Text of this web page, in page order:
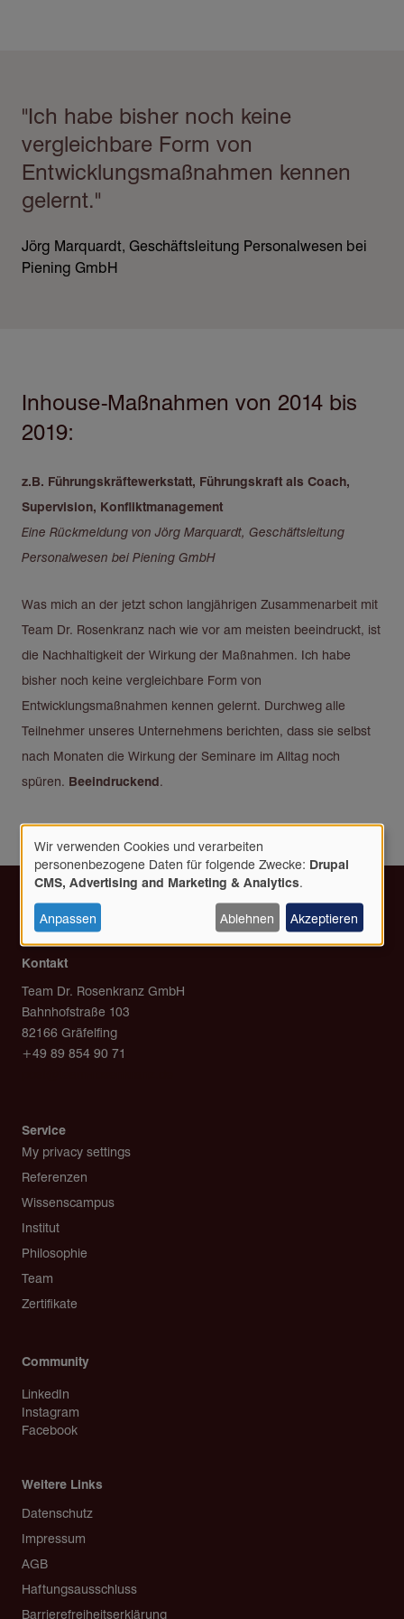
Inhalt"Ich habe bisher noch keine
vergleichbare Form von
Entwicklungsmaßnahmen kennen
gelernt."
Jörg Marquardt, Geschäftsleitung Personalwesen bei
Piening GmbH
Inhouse-Maßnahmen von 2014 bis
2019:
z.B. Führungskräftewerkstatt, Führungskraft als Coach,
Supervision, Konfliktmanagement
Eine Rückmeldung von Jörg Marquardt, Geschäftsleitung
Personalwesen bei Piening GmbH
Was mich an der jetzt schon langjährigen Zusammenarbeit mit
Team Dr. Rosenkranz nach wie vor am meisten beeindruckt, ist
die Nachhaltigkeit der Wirkung der Maßnahmen. Ich habe
bisher noch keine vergleichbare Form von
Entwicklungsmaßnahmen kennen gelernt. Durchweg alle
Teilnehmer unseres Unternehmens berichten, dass sie selbst
nach Monaten die Wirkung der Seminare im Alltag noch
spüren. Beeindruckend.
Kontakt
Team Dr. Rosenkranz GmbH
Bahnhofstraße 103
82166 Gräfelfing
+49 89 854 90 71
Service
My privacy settings
Referenzen
Wissenscampus
Institut
Philosophie
Team
Zertifikate
Community
LinkedIn
Instagram
Facebook
Weitere Links
Copyright
Datenschutz
Impressum
AGB
Haftungsausschluss
Barrierefreiheitserklärung
Verwendung
personenbezogener
Daten
und
Cookies
Wir verwenden Cookies und verarbeiten
personenbezogene Daten für folgende Zwecke: Drupal
CMS, Advertising and Marketing & Analytics.
Anpassen Ablehnen Akzeptieren